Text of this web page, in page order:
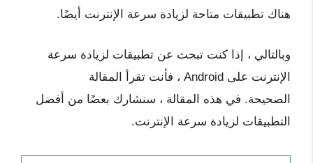
هناك تطبيقات متاحة لزيادة سرعة الإنترنت أيضًا.
وبالتالي ، إذا كنت تبحث عن تطبيقات لزيادة سرعة
الإنترنت على Android ، فأنت تقرأ المقالة
الصحيحة. في هذه المقالة ، سنشارك بعضًا من أفضل
التطبيقات لزيادة سرعة الإنترنت.